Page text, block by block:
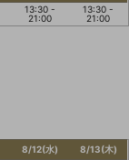
13:30 -
21:00
13:30 -
21:00
8/12(水)
8/13(木)